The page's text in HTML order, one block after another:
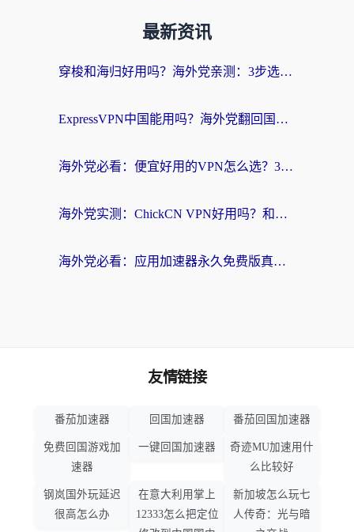
最新资讯
穿梭和海归好用吗？海外党亲测：3步选对回国加速器，无缝刷国内剧玩手游
ExpressVPN中国能用吗？海外党翻回国内的加速器选择指南（附番茄加速器实测）
海外党必看：便宜好用的VPN怎么选？3步解决回国访问难题+Steam改区技巧
海外党实测：ChickCN VPN好用吗？和OurPlay VPN对比哪个回国效果更好？附避坑指南
海外党必看：应用加速器永久免费版真的靠谱吗？教你选对回国加速器无缝刷国内资源
友情链接
番茄加速器 回国加速器 番茄回国加速器
免费回国游戏加
速器
一键回国加速器
奇迹MU加速用什
么比较好
钢岚国外玩延迟
很高怎么办
在意大利用掌上
12333怎么把定位
新加坡怎么玩七
人传奇：光与暗